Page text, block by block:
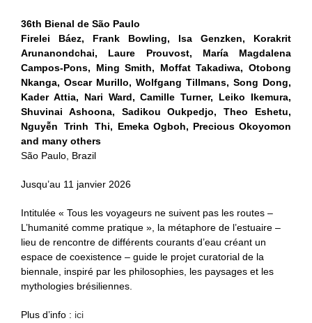
36th Bienal de São Paulo
Firelei Báez, Frank Bowling, Isa Genzken, Korakrit
Arunanondchai, Laure Prouvost, María Magdalena
Campos‑Pons, Ming Smith, Moffat Takadiwa, Otobong
Nkanga, Oscar Murillo, Wolfgang Tillmans, Song Dong,
Kader Attia, Nari Ward, Camille Turner, Leiko Ikemura,
Shuvinai Ashoona, Sadikou Oukpedjo, Theo Eshetu,
Nguyễn Trinh Thi, Emeka Ogboh, Precious Okoyomon
and many others
São Paulo, Brazil
Jusqu’au 11 janvier 2026
Intitulée « Tous les voyageurs ne suivent pas les routes –
L’humanité comme pratique », la métaphore de l’estuaire –
lieu de rencontre de différents courants d’eau créant un
espace de coexistence – guide le projet curatorial de la
biennale, inspiré par les philosophies, les paysages et les
mythologies brésiliennes.
Plus d’info : ici